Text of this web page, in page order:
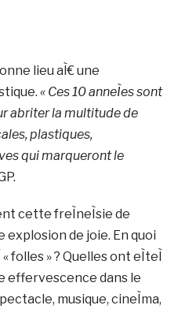
lieu aÌ€ une
« Ces 10 anneÌes sont
abriter la multitude de
plastiques,
qui marqueront le
cette freÌneÌsie de
explosion de joie. En quoi
folles » ? Quelles ont eÌteÌ
effervescence dans le
musique, cineÌma,